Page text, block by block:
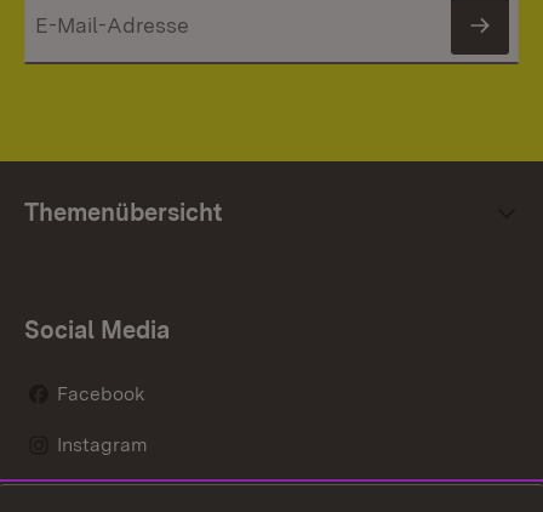
Themenübersicht
Social Media
Facebook
Instagram